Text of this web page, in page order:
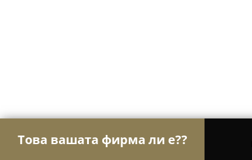
Това вашата фирма ли е??